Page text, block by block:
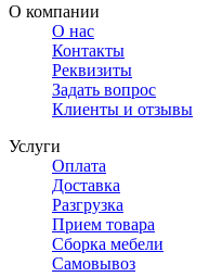
О компании
О нас
Контакты
Реквизиты
Задать вопрос
Клиенты и отзывы
Услуги
Оплата
Доставка
Разгрузка
Прием товара
Сборка мебели
Самовывоз